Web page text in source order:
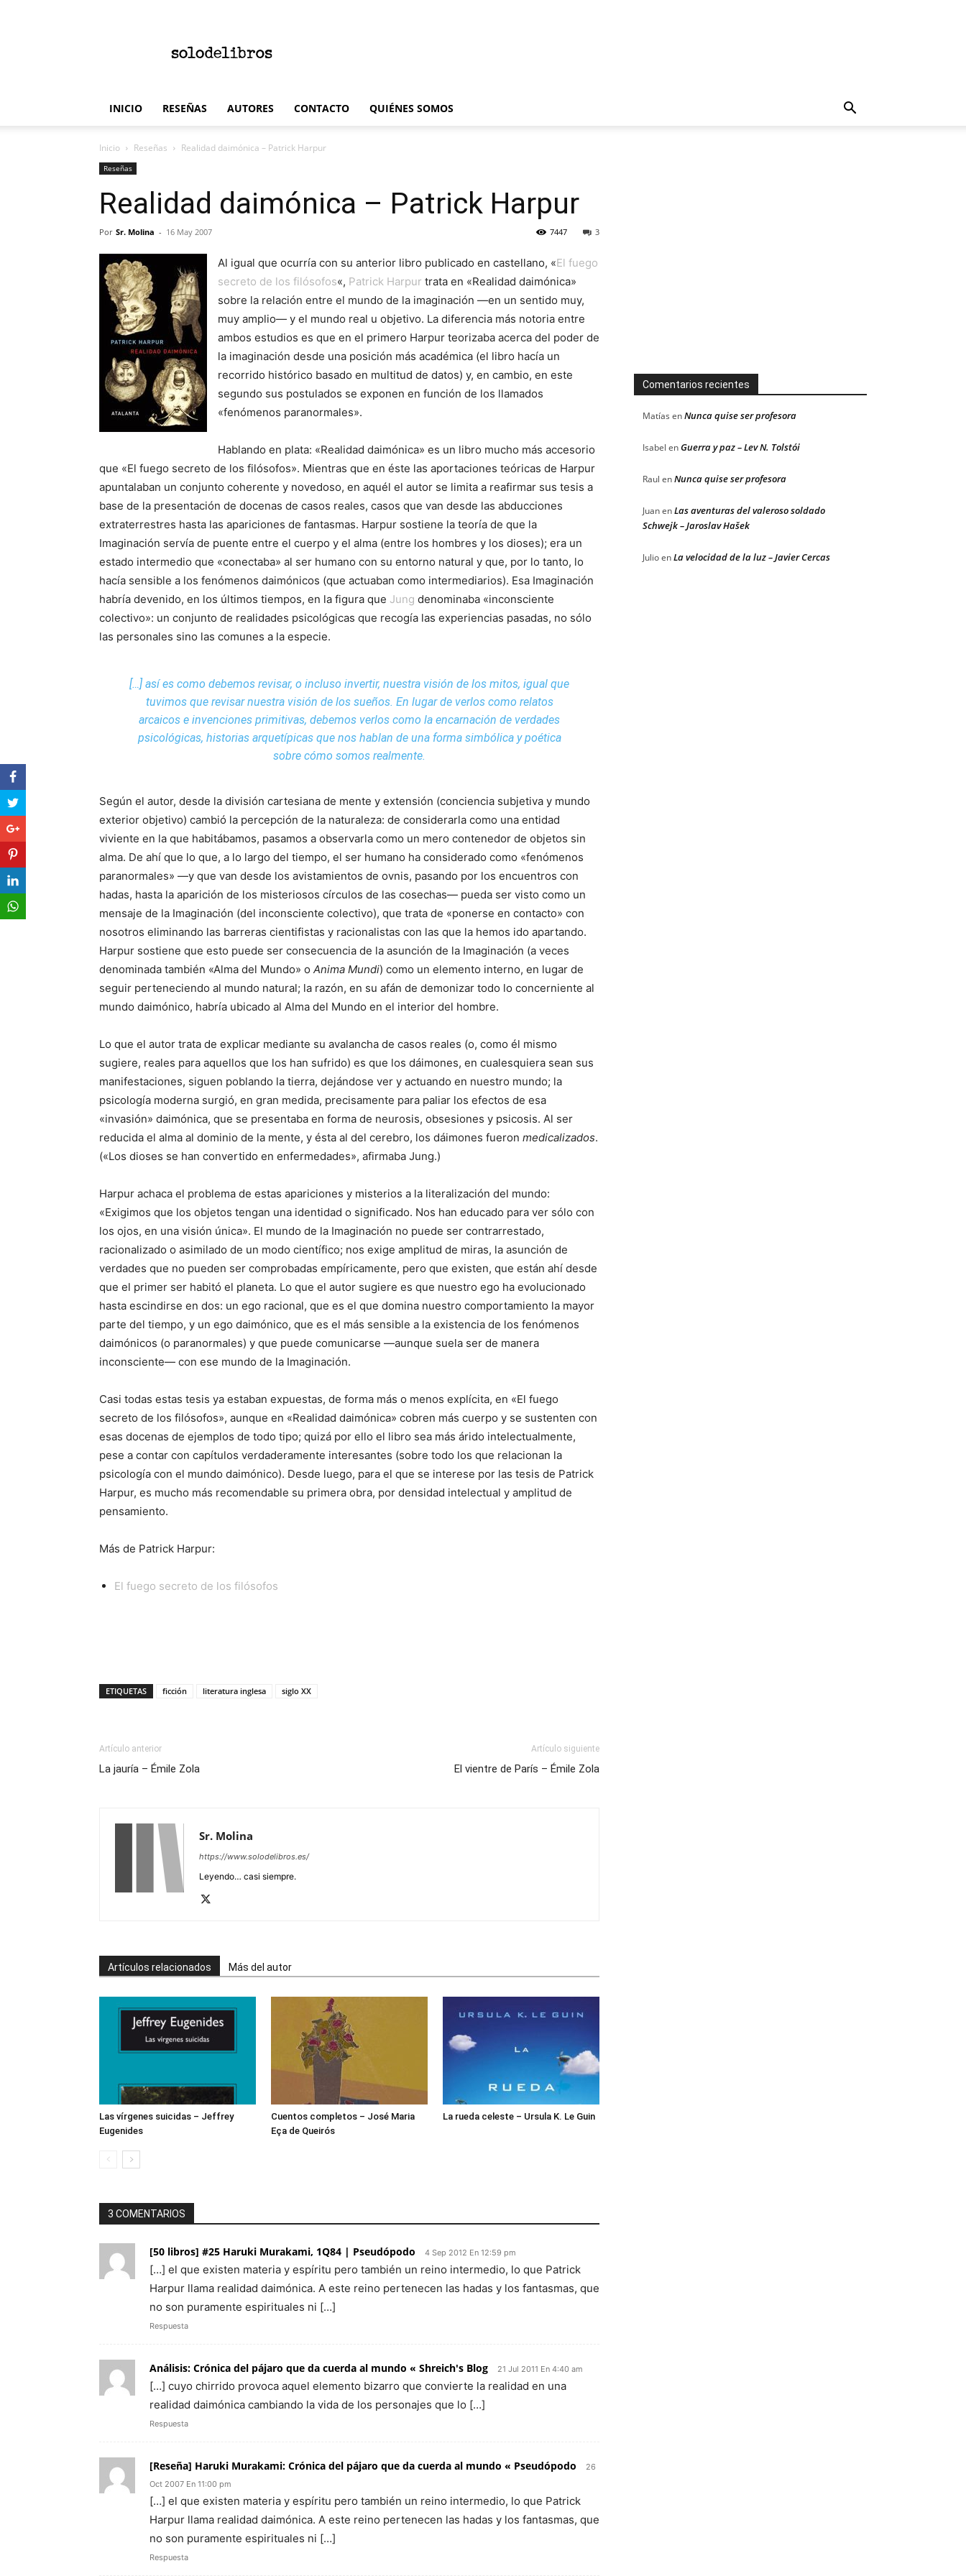
INICIO RESEÑAS AUTORES CONTACTO QUIÉNES SOMOS
Inicio Reseñas Realidad daimónica – Patrick Harpur
Reseñas
Realidad daimónica – Patrick Harpur
Por Sr. Molina - 16 May 2007 3
7447
Al igual que ocurría con su anterior libro publicado en castellano, «El fuego
secreto de los filósofos«, Patrick Harpur trata en «Realidad daimónica»
sobre la relación entre el mundo de la imaginación —en un sentido muy,
muy amplio— y el mundo real u objetivo. La diferencia más notoria entre
ambos estudios es que en el primero Harpur teorizaba acerca del poder de
la imaginación desde una posición más académica (el libro hacía un
recorrido histórico basado en multitud de datos) y, en cambio, en este
segundo sus postulados se exponen en función de los llamados
«fenómenos paranormales».
Hablando en plata: «Realidad daimónica» es un libro mucho más accesorio
que «El fuego secreto de los filósofos». Mientras que en éste las aportaciones teóricas de Harpur
apuntalaban un conjunto coherente y novedoso, en aquél el autor se limita a reafirmar sus tesis a
base de la presentación de docenas de casos reales, casos que van desde las abducciones
extraterrestres hasta las apariciones de fantasmas. Harpur sostiene la teoría de que la
Imaginación servía de puente entre el cuerpo y el alma (entre los hombres y los dioses); era un
estado intermedio que «conectaba» al ser humano con su entorno natural y que, por lo tanto, lo
hacía sensible a los fenómenos daimónicos (que actuaban como intermediarios). Esa Imaginación
habría devenido, en los últimos tiempos, en la figura que Jung denominaba «inconsciente
colectivo»: un conjunto de realidades psicológicas que recogía las experiencias pasadas, no sólo
las personales sino las comunes a la especie.
[…] así es como debemos revisar, o incluso invertir, nuestra visión de los mitos, igual que
tuvimos que revisar nuestra visión de los sueños. En lugar de verlos como relatos
arcaicos e invenciones primitivas, debemos verlos como la encarnación de verdades
psicológicas, historias arquetípicas que nos hablan de una forma simbólica y poética
sobre cómo somos realmente.
Según el autor, desde la división cartesiana de mente y extensión (conciencia subjetiva y mundo
exterior objetivo) cambió la percepción de la naturaleza: de considerarla como una entidad
viviente en la que habitábamos, pasamos a observarla como un mero contenedor de objetos sin
alma. De ahí que lo que, a lo largo del tiempo, el ser humano ha considerado como «fenómenos
paranormales» —y que van desde los avistamientos de ovnis, pasando por los encuentros con
hadas, hasta la aparición de los misteriosos círculos de las cosechas— pueda ser visto como un
mensaje de la Imaginación (del inconsciente colectivo), que trata de «ponerse en contacto» con
nosotros eliminando las barreras cientifistas y racionalistas con las que la hemos ido apartando.
Harpur sostiene que esto puede ser consecuencia de la asunción de la Imaginación (a veces
denominada también «Alma del Mundo» o Anima Mundi) como un elemento interno, en lugar de
seguir perteneciendo al mundo natural; la razón, en su afán de demonizar todo lo concerniente al
mundo daimónico, habría ubicado al Alma del Mundo en el interior del hombre.
Lo que el autor trata de explicar mediante su avalancha de casos reales (o, como él mismo
sugiere, reales para aquellos que los han sufrido) es que los dáimones, en cualesquiera sean sus
manifestaciones, siguen poblando la tierra, dejándose ver y actuando en nuestro mundo; la
psicología moderna surgió, en gran medida, precisamente para paliar los efectos de esa
«invasión» daimónica, que se presentaba en forma de neurosis, obsesiones y psicosis. Al ser
reducida el alma al dominio de la mente, y ésta al del cerebro, los dáimones fueron medicalizados.
(«Los dioses se han convertido en enfermedades», afirmaba Jung.)
Harpur achaca el problema de estas apariciones y misterios a la literalización del mundo:
«Exigimos que los objetos tengan una identidad o significado. Nos han educado para ver sólo con
los ojos, en una visión única». El mundo de la Imaginación no puede ser contrarrestado,
racionalizado o asimilado de un modo científico; nos exige amplitud de miras, la asunción de
verdades que no pueden ser comprobadas empíricamente, pero que existen, que están ahí desde
que el primer ser habitó el planeta. Lo que el autor sugiere es que nuestro ego ha evolucionado
hasta escindirse en dos: un ego racional, que es el que domina nuestro comportamiento la mayor
parte del tiempo, y un ego daimónico, que es el más sensible a la existencia de los fenómenos
daimónicos (o paranormales) y que puede comunicarse —aunque suela ser de manera
inconsciente— con ese mundo de la Imaginación.
Casi todas estas tesis ya estaban expuestas, de forma más o menos explícita, en «El fuego
secreto de los filósofos», aunque en «Realidad daimónica» cobren más cuerpo y se sustenten con
esas docenas de ejemplos de todo tipo; quizá por ello el libro sea más árido intelectualmente,
pese a contar con capítulos verdaderamente interesantes (sobre todo los que relacionan la
psicología con el mundo daimónico). Desde luego, para el que se interese por las tesis de Patrick
Harpur, es mucho más recomendable su primera obra, por densidad intelectual y amplitud de
pensamiento.
Más de Patrick Harpur:
El fuego secreto de los filósofos
ETIQUETAS ficción literatura inglesa siglo XX
Artículo anterior
La jauría – Émile Zola
Artículo siguiente
El vientre de París – Émile Zola
Sr. Molina
https://www.solodelibros.es/
Leyendo… casi siempre.
Artículos relacionados Más del autor
Las vírgenes suicidas – Jeffrey
Eugenides
Cuentos completos – José Maria
Eça de Queirós
La rueda celeste – Ursula K. Le Guin
3 COMENTARIOS
[50 libros] #25 Haruki Murakami, 1Q84 | Pseudópodo 4 Sep 2012 En 12:59 pm
[…] el que existen materia y espíritu pero también un reino intermedio, lo que Patrick
Harpur llama realidad daimónica. A este reino pertenecen las hadas y los fantasmas, que
no son puramente espirituales ni […]
Respuesta
Análisis: Crónica del pájaro que da cuerda al mundo « Shreich's Blog 21 Jul 2011 En 4:40 am
[…] cuyo chirrido provoca aquel elemento bizarro que convierte la realidad en una
realidad daimónica cambiando la vida de los personajes que lo […]
Respuesta
[Reseña] Haruki Murakami: Crónica del pájaro que da cuerda al mundo « Pseudópodo
26
Oct 2007 En 11:00 pm
[…] el que existen materia y espíritu pero también un reino intermedio, lo que Patrick
Harpur llama realidad daimónica. A este reino pertenecen las hadas y los fantasmas, que
no son puramente espirituales ni […]
Respuesta
Comentarios recientes
Matías enNunca quise ser profesora
Isabel enGuerra y paz – Lev N. Tolstói
Raul enNunca quise ser profesora
JuanenLas aventuras del valeroso soldado
Schwejk – Jaroslav Hašek
JulioenLa velocidad de la luz – Javier Cercas